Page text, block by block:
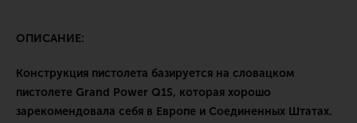
ОПИСАНИЕ:
Конструкция пистолета базируется на словацком
пистолете Grand Power Q1S, которая хорошо
зарекомендовала себя в Европе и Соединенных Штатах.